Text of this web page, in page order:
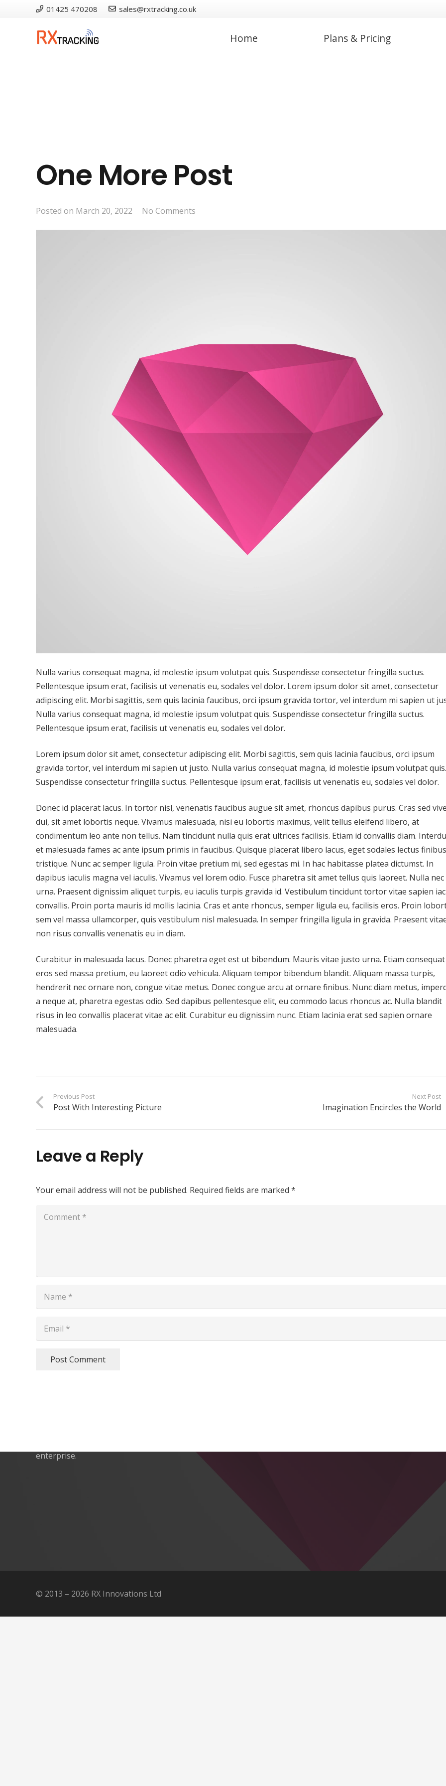
01425 470208 sales@rxtracking.co.uk
Home Plans & Pricing
One More Post
Posted on March 20, 2022 No Comments
Nulla varius consequat magna, id molestie ipsum volutpat quis. Suspendisse consectetur fringilla suctus.
Pellentesque ipsum erat, facilisis ut venenatis eu, sodales vel dolor. Lorem ipsum dolor sit amet, consectetur
adipiscing elit. Morbi sagittis, sem quis lacinia faucibus, orci ipsum gravida tortor, vel interdum mi sapien ut
Nulla varius consequat magna, id molestie ipsum volutpat quis. Suspendisse consectetur fringilla suctus.
Pellentesque ipsum erat, facilisis ut venenatis eu, sodales vel dolor.
Lorem ipsum dolor sit amet, consectetur adipiscing elit. Morbi sagittis, sem quis lacinia faucibus, orci ipsum
gravida tortor, vel interdum mi sapien ut justo. Nulla varius consequat magna, id molestie ipsum volutpat quis.
Suspendisse consectetur fringilla suctus. Pellentesque ipsum erat, facilisis ut venenatis eu, sodales vel dolor.
Donec id placerat lacus. In tortor nisl, venenatis faucibus augue sit amet, rhoncus dapibus purus. Cras sed
dui, sit amet lobortis neque. Vivamus malesuada, nisi eu lobortis maximus, velit tellus eleifend libero, at
condimentum leo ante non tellus. Nam tincidunt nulla quis erat ultrices facilisis. Etiam id convallis diam.
et malesuada fames ac ante ipsum primis in faucibus. Quisque placerat libero lacus, eget sodales lectus finibus
tristique. Nunc ac semper ligula. Proin vitae pretium mi, sed egestas mi. In hac habitasse platea dictumst. In
dapibus iaculis magna vel iaculis. Vivamus vel lorem odio. Fusce pharetra sit amet tellus quis laoreet. Nulla
urna. Praesent dignissim aliquet turpis, eu iaculis turpis gravida id. Vestibulum tincidunt tortor vitae sapien
convallis. Proin porta mauris id mollis lacinia. Cras et ante rhoncus, semper ligula eu, facilisis eros. Proin
sem vel massa ullamcorper, quis vestibulum nisl malesuada. In semper fringilla ligula in gravida. Praesent
non risus convallis venenatis eu in diam.
Curabitur in malesuada lacus. Donec pharetra eget est ut bibendum. Mauris vitae justo urna. Etiam consequat
eros sed massa pretium, eu laoreet odio vehicula. Aliquam tempor bibendum blandit. Aliquam massa turpis,
hendrerit nec ornare non, congue vitae metus. Donec congue arcu at ornare finibus. Nunc diam metus,
a neque at, pharetra egestas odio. Sed dapibus pellentesque elit, eu commodo lacus rhoncus ac. Nulla blandit
risus in leo convallis placerat vitae ac elit. Curabitur eu dignissim nunc. Etiam lacinia erat sed sapien ornare
malesuada.
Previous Post
Post With Interesting Picture
Next Post
Imagination Encircles the World
Leave a Reply
Your email address will not be published. Required fields are marked *
Post Comment
enterprise.
© 2013 – 2026 RX Innovations Ltd